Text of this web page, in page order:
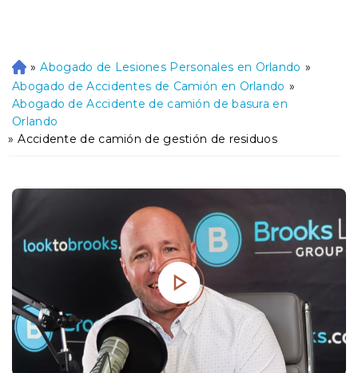
Ini
ci
o
» Abogado de Lesiones Personales en Orlando »
Abogado de Accidentes de Camión en Orlando »
Abogado de Accidente de camión de basura en
Orlando
» Accidente de camión de gestión de residuos